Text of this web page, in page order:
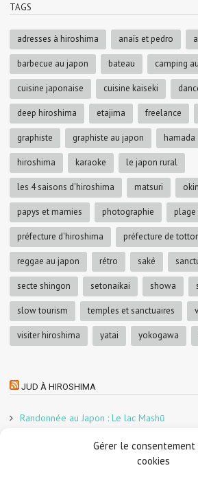
Gérer le consentement
cookies
TAGS
adresses à hiroshima anaïs et pedro
barbecue au japon bateau camping
cuisine japonaise cuisine kaiseki
deep hiroshima etajima freelance
graphiste graphiste au japon hamada
hiroshima karaoke le japon rural
les 4 saisons d'hiroshima matsuri
papys et mamies photographie plage
préfecture d'hiroshima préfecture de
reggae au japon rétro saké
secte shingon setonaikai showa
slow tourism temples et sanctuaires
visiter hiroshima yatai yokogawa
JUD À HIROSHIMA
Randonnée au Japon : Le lac Mashū
En direct sur Adobe France !